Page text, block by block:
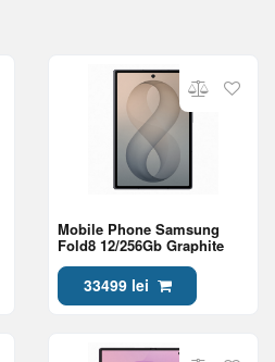
Mobile Phone Samsung
Fold8 12/256Gb Graphite
33499 lei